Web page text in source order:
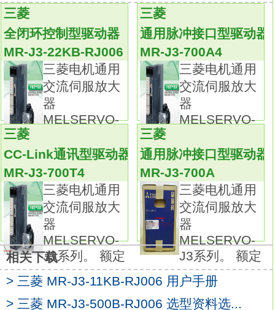
特殊规格：全闭环控制4线式/设备端编码器
ABZ相输入对应、支持功能安全单元、支持定
位模式 MR-J3-70B-RJ006
支持通用接口的伺服放大器。
支持泛用型接口的伺服放大器。
可通过脉冲列指令进行位置控制、模拟电压指
令进行速度/转矩控制。
支持最大指令脉冲频率4 Mpulses/s。
通过高性能电机提升机械性能。
通过提高编码器的分辨率及处理速度，
使旋转型伺服电机具备更高精度的定位性能及
更流畅的旋转性能。
仅需打开一键式调整功能，即可进行包括机械
共振滤波器、高端抗震控制Ⅱ、低通滤波器的伺
服增益调整。
轻松启动先进的抗震功能，便可最大限度发挥
机械性能。
并可自动实施即时自动调整所需的响应性设
三菱
全闭环控制型驱动器
MR-J3-22KB-RJ006
三菱电机通用
交流伺服放大
器
MELSERVO-
三菱
通用脉冲接口型驱动器
MR-J3-700A4
三菱电机通用
交流伺服放大
器
MELSERVO-
三菱
CC-Link通讯型驱动器
MR-J3-700T4
三菱电机通用
交流伺服放大
器
MELSERVO-
J3系列。 额定
三菱
通用脉冲接口型驱动器
MR-J3-700A
三菱电机通用
交流伺服放大
器
MELSERVO-
J3系列。 额定
相关下载
> 三菱 MR-J3-11KB-RJ006 用户手册
> 三菱 MR-J3-500B-RJ006 选型资料选...